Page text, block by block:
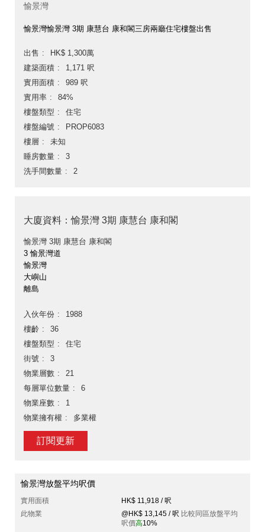
愉景灣
愉景灣愉景灣 3期 康慧台 康和閣三房兩廳住宅樓盤出售
出售
HK$ 1,300萬
建築面積
1,171 呎
實用面積
989 呎
實用率
84%
樓盤類型
住宅
樓盤編號
PROP6083
樓層
未知
睡房數量
3
洗手間數量
2
大廈資料：愉景灣 3期 康慧台 康和閣
愉景灣 3期 康慧台 康和閣
3 愉景灣道
愉景灣
大嶼山
離島
入伙年份
1988
樓齡
36
樓盤類型
住宅
街號
3
物業層數
21
每層單位數量
6
物業座數
1
物業擁有權
多業權
訂閱更新
愉景灣放盤平均呎價
實用面積
HK$ 11,918 / 呎
此物業
@HK$ 13,145 / 呎 比較同區放盤平均
呎價高10%